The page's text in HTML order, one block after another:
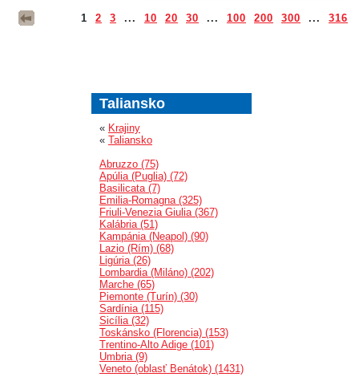
1 2 3 ... 10 20 30 ... 100 200 300 ... 316
Taliansko
« Krajiny
« Taliansko
Abruzzo (75)
Apúlia (Puglia) (72)
Basilicata (7)
Emilia-Romagna (325)
Friuli-Venezia Giulia (367)
Kalábria (51)
Kampánia (Neapol) (90)
Lazio (Rím) (68)
Ligúria (26)
Lombardia (Miláno) (202)
Marche (65)
Piemonte (Turín) (30)
Sardínia (115)
Sicília (32)
Toskánsko (Florencia) (153)
Trentino-Alto Adige (101)
Umbria (9)
Veneto (oblasť Benátok) (1431)